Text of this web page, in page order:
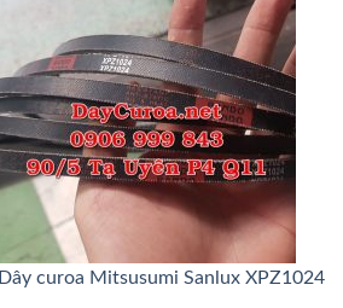
Dây curoa Mitsusumi Sanlux XPZ1024